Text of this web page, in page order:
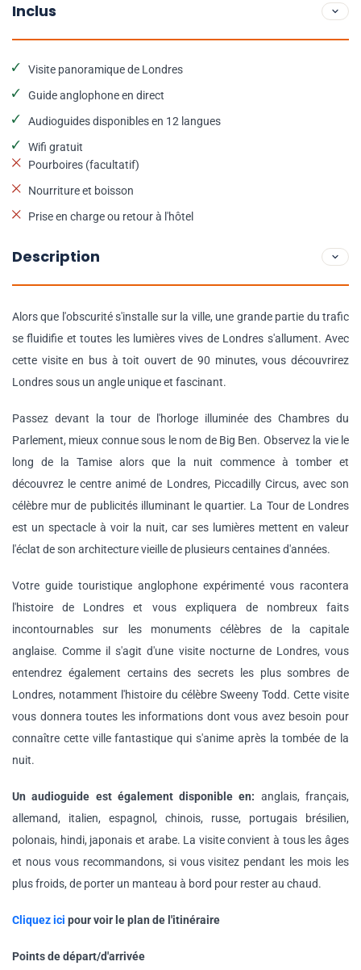
Inclus
Visite panoramique de Londres
Guide anglophone en direct
Audioguides disponibles en 12 langues
Wifi gratuit
Pourboires (facultatif)
Nourriture et boisson
Prise en charge ou retour à l'hôtel
Description
Alors que l'obscurité s'installe sur la ville, une grande partie du trafic
se fluidifie et toutes les lumières vives de Londres s'allument. Avec
cette visite en bus à toit ouvert de 90 minutes, vous découvrirez
Londres sous un angle unique et fascinant.
Passez devant la tour de l'horloge illuminée des Chambres du
Parlement, mieux connue sous le nom de Big Ben. Observez la vie le
long de la Tamise alors que la nuit commence à tomber et
découvrez le centre animé de Londres, Piccadilly Circus, avec son
célèbre mur de publicités illuminant le quartier. La Tour de Londres
est un spectacle à voir la nuit, car ses lumières mettent en valeur
l'éclat de son architecture vieille de plusieurs centaines d'années.
Votre guide touristique anglophone expérimenté vous racontera
l'histoire de Londres et vous expliquera de nombreux faits
incontournables sur les monuments célèbres de la capitale
anglaise. Comme il s'agit d'une visite nocturne de Londres, vous
entendrez également certains des secrets les plus sombres de
Londres, notamment l'histoire du célèbre Sweeny Todd. Cette visite
vous donnera toutes les informations dont vous avez besoin pour
connaître cette ville fantastique qui s'anime après la tombée de la
nuit.
Un audioguide est également disponible en: anglais, français,
allemand, italien, espagnol, chinois, russe, portugais brésilien,
polonais, hindi, japonais et arabe. La visite convient à tous les âges
et nous vous recommandons, si vous visitez pendant les mois les
plus froids, de porter un manteau à bord pour rester au chaud.
Cliquez ici pour voir le plan de l'itinéraire
Points de départ/d'arrivée